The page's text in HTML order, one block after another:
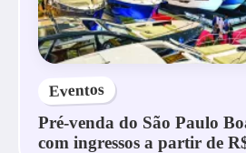
Eventos
Pré-venda do São Paulo
com ingressos a partir de